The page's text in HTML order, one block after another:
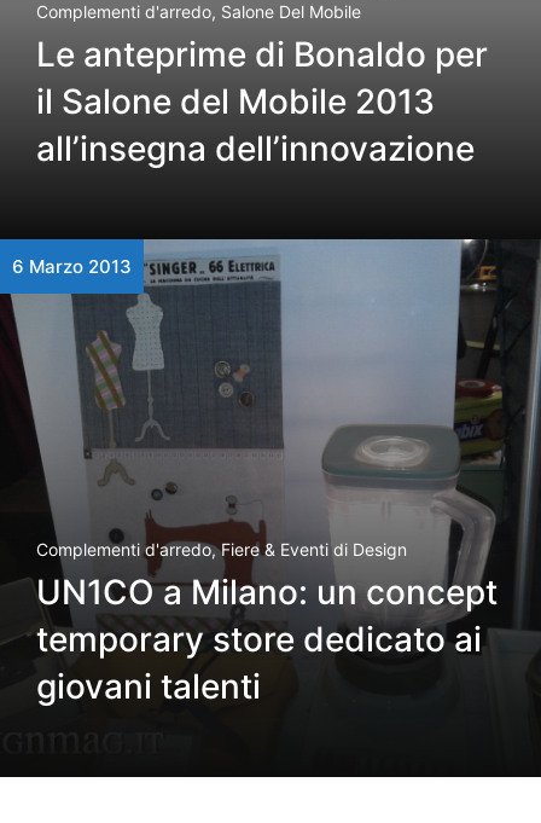
Complementi d'arredo, Salone Del Mobile
Le anteprime di Bonaldo per
il Salone del Mobile 2013
all’insegna dell’innovazione
6 Marzo 2013
Complementi d'arredo,Fiere & Eventi di Design
UN1CO a Milano: un concept
temporary store dedicato ai
giovani talenti